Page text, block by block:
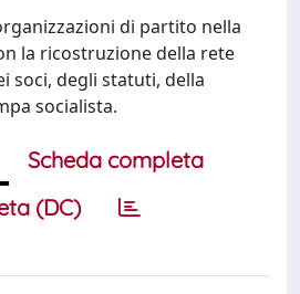
di partito nella
la ricostruzione della rete
soci, degli statuti, della
socialista.
Scheda completa
(DC)